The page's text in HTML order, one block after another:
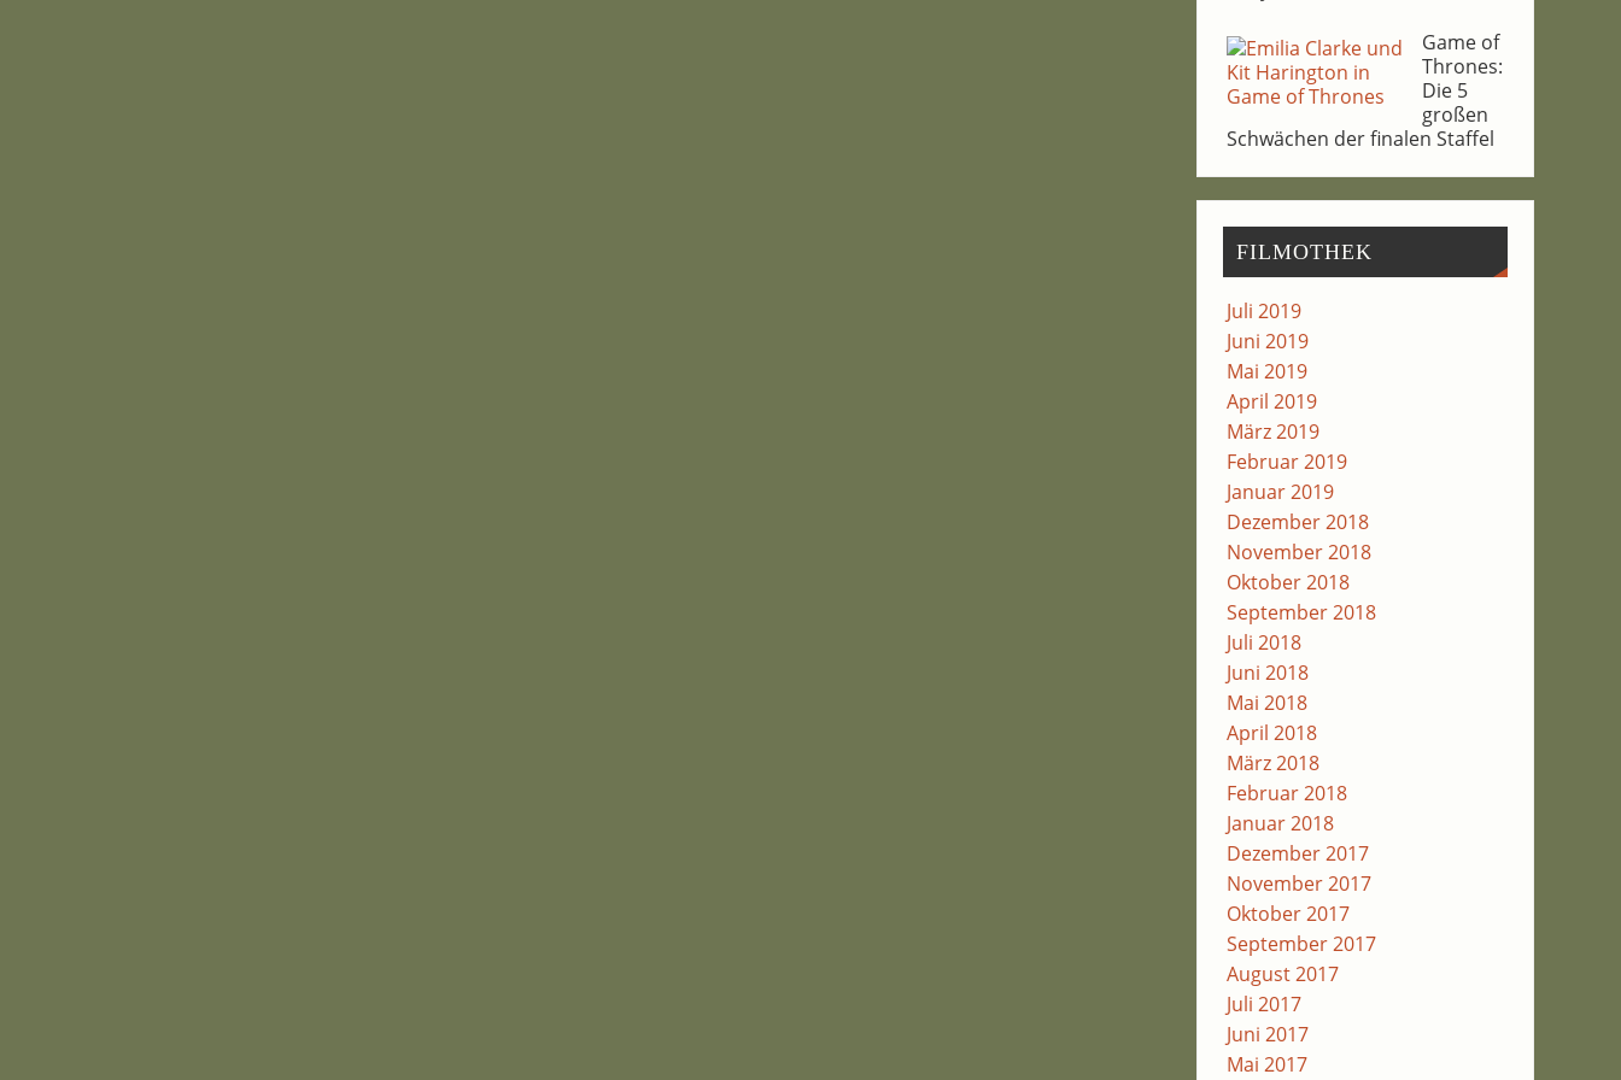
Game of
Thro­nes:
Die 5
gro­ßen
Schwä­chen der fina­len Staffel
FIL­MO­THEK
Juli 2019
Juni 2019
Mai 2019
April 2019
März 2019
Februar 2019
Januar 2019
Dezember 2018
November 2018
Oktober 2018
September 2018
Juli 2018
Juni 2018
Mai 2018
April 2018
März 2018
Februar 2018
Januar 2018
Dezember 2017
November 2017
Oktober 2017
September 2017
August 2017
Juli 2017
Juni 2017
Mai 2017